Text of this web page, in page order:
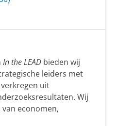
In the LEAD bieden wij
leiders met
uit
Wij
economen,